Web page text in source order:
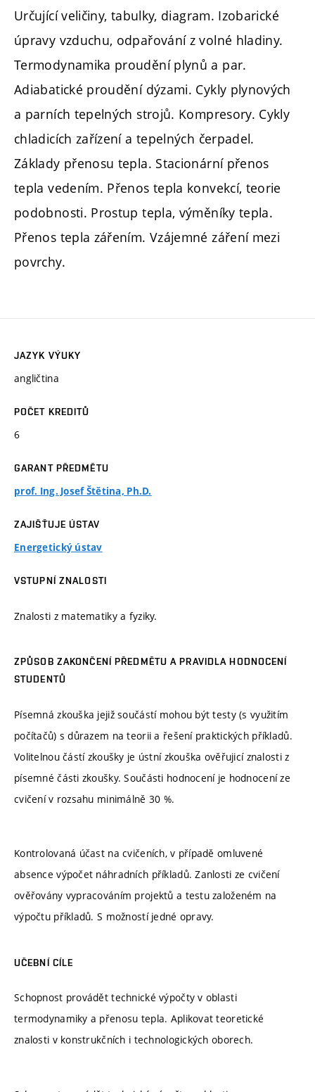
Určující veličiny, tabulky, diagram. Izobarické
úpravy vzduchu, odpařování z volné hladiny.
Termodynamika proudění plynů a par.
Adiabatické proudění dýzami. Cykly plynových
a parních tepelných strojů. Kompresory. Cykly
chladicích zařízení a tepelných čerpadel.
Základy přenosu tepla. Stacionární přenos
tepla vedením. Přenos tepla konvekcí, teorie
podobnosti. Prostup tepla, výměníky tepla.
Přenos tepla zářením. Vzájemné záření mezi
povrchy.
JAZYK VÝUKY
angličtina
POČET KREDITŮ
6
GARANT PŘEDMĚTU
prof. Ing. Josef Štětina, Ph.D.
ZAJIŠŤUJE ÚSTAV
Energetický ústav
VSTUPNÍ ZNALOSTI
Znalosti z matematiky a fyziky.
ZPŮSOB ZAKONČENÍ PŘEDMĚTU A PRAVIDLA HODNOCENÍ
STUDENTŮ
Písemná zkouška jejiž součástí mohou být testy (s využitím
počítačů) s důrazem na teorii a řešení praktických příkladů.
Volitelnou částí zkoušky je ústní zkouška ověřujicí znalosti z
písemné části zkoušky. Součásti hodnocení je hodnocení ze
cvičení v rozsahu minimálně 30 %.
Kontrolovaná účast na cvičeních, v případě omluvené
absence výpočet náhradních příkladů. Zanlosti ze cvičení
ověřovány vypracováním projektů a testu založeném na
výpočtu příkladů. S možností jedné opravy.
UČEBNÍ CÍLE
Schopnost provádět technické výpočty v oblasti
termodynamiky a přenosu tepla. Aplikovat teoretické
znalosti v konstrukčních i technologických oborech.